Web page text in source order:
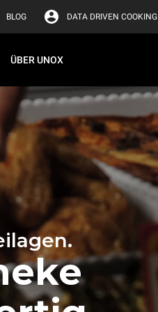
BLOG DATA DRIVEN COOKING
ÜBER UNOX